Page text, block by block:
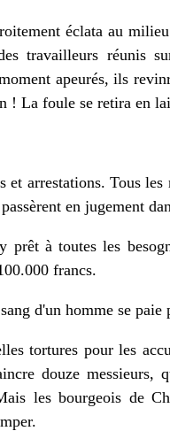
éclata au
travailleurs réunis
apeurés, ils
! La foule se retira en
et arrestations. Tous
en jugement
à toutes les
francs.
d'un homme se paie
tortures pour les
douze
les bourgeois de